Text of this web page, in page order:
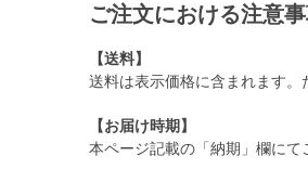
ご注文における注意
【送料】
送料は表示価格に含まれます。
【お届け時期】
本ページ記載の「納期」欄にて